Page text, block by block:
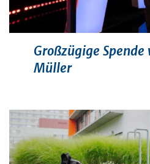
Großzügige
Müller